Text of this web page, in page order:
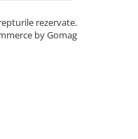
rezervate.
by Gomag